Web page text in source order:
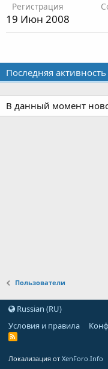
Регистрация
19 Июн 2008
Последняя активность
В данный момент
Пользователи
Russian (RU)
Условия и правила
Локализация от XenForo.Info